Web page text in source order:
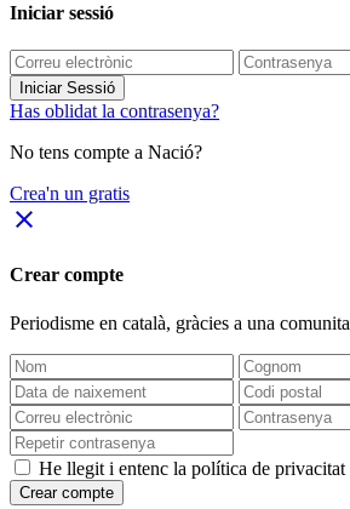
Iniciar sessió
Iniciar Sessió
Has oblidat la contrasenya?
No tens compte a Nació?
Crea'n un gratis
close
Crear compte
Periodisme en català, gràcies a una
He llegit i entenc la política de privacitat
Crear compte